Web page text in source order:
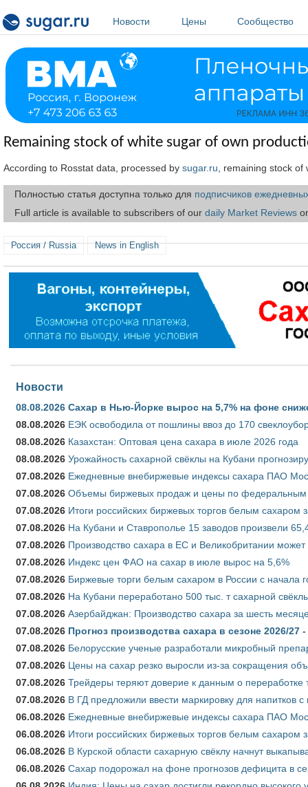
Новости
Цены Сообщество
Remaining stock of white sugar of own
According to Rosstat data, processed by sugar.ru , remaining stock
Полностью статья доступна только для подписчиков
Full article is available to subscribers of our daily Market Reviews
Россия / Russia News in English
Новости
08.08.2026 Сахар в Нью-Йорке вырос на 5,7% на фоне
08.08.2026 ЕЭК освободила от пошлины ввоз до 170
08.08.2026 Казахстан: Оптовая цена сахара в июле 2026 года
08.08.2026 Урожайность сахарной свёклы на Кубани
07.08.2026 Ежедневные внебиржевые индексы сахара ПАО
07.08.2026 Объемы биржевых продаж и цены по федеральным
07.08.2026 Итоги российских биржевых торгов белым сахаром
07.08.2026 На Кубани и Ставрополье 15 заводов произвели
07.08.2026 Производство сахара в ЕС и Великобритании
07.08.2026 Индекс цен ФАО на сахар в июле вырос на 5,6%
07.08.2026 Биржевые торги белым сахаром в России с начала
07.08.2026 На Кубани переработано 500 тыс. т сахарной
07.08.2026 Азербайджан: Производство сахара за шесть
07.08.2026 Прогноз производства сахара в сезоне 2026/
07.08.2026 Белорусские ученые разработали микробный
07.08.2026 Цены на сахар резко выросли из-за сокращения
07.08.2026 Трейдеры теряют доверие к данным о переработке
07.08.2026 В ГД предложили ввести маркировку для напитков
06.08.2026 Ежедневные внебиржевые индексы сахара ПАО
06.08.2026 Итоги российских биржевых торгов белым сахаром
06.08.2026 В Курской области сахарную свёклу начнут
06.08.2026 Сахар подорожал на фоне прогнозов дефицита в